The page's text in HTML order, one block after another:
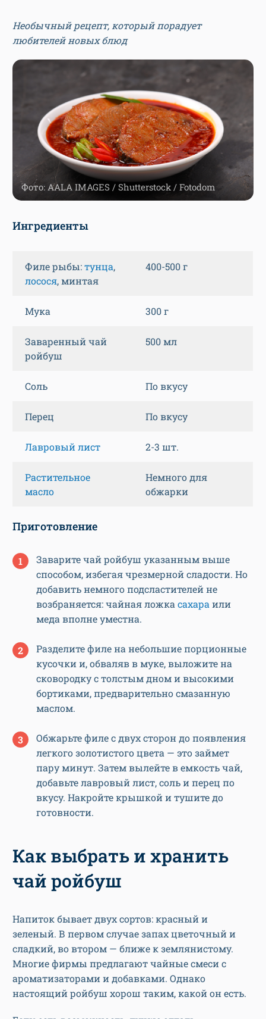
Необычный рецепт, который порадует
любителей новых блюд
Фото: AALA IMAGES / Shutterstock / Fotodom
Ингредиенты
Филе рыбы:тунца,
лосося, минтая
400-500 г
Мука 300 г
Заваренный чай
ройбуш
500 мл
Соль По вкусу
Перец По вкусу
Лавровый лист 2-3 шт.
Растительное
масло
Немного для
обжарки
Приготовление
Заварите чай ройбуш указанным выше
способом, избегая чрезмерной сладости. Но
добавить немного подсластителей не
возбраняется: чайная ложка сахара или
меда вполне уместна.
Разделите филе на небольшие порционные
кусочки и, обваляв в муке, выложите на
сковородку с толстым дном и высокими
бортиками, предварительно смазанную
маслом.
Обжарьте филе с двух сторон до появления
легкого золотистого цвета — это займет
пару минут. Затем вылейте в емкость чай,
добавьте лавровый лист, соль и перец по
вкусу. Накройте крышкой и тушите до
готовности.
Как выбрать и хранить
чай ройбуш
Напиток бывает двух сортов: красный и
зеленый. В первом случае запах цветочный и
сладкий, во втором — ближе к землянистому.
Многие фирмы предлагают чайные смеси с
ароматизаторами и добавками. Однако
настоящий ройбуш хорош таким, какой он есть.